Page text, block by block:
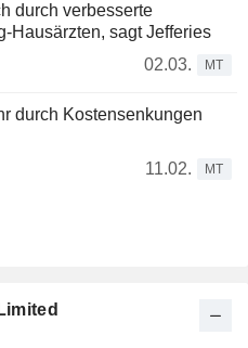
durch verbesserte
Hausärzten, sagt Jefferies
02.03.
MT
durch Kostensenkungen
11.02.
MT